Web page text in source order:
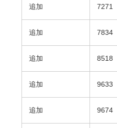
追加 7271
追加 7834
追加 8518
追加 9633
追加 9674